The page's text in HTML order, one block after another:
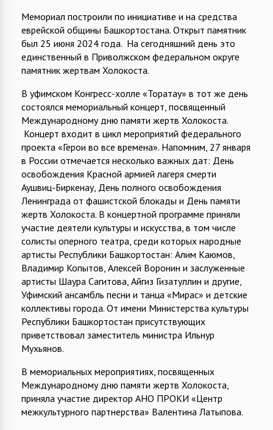
Мемориал построили по инициативе и на средства
еврейской общины Башкортостана. Открыт памятник
был 25 июня 2024 года. На сегодняшний день это
единственный в Приволжском федеральном округе
памятник жертвам Холокоста.
В уфимском Конгресс-холле «Торатау» в тот же день
состоялся мемориальный концерт, посвященный
Международному дню памяти жертв Холокоста.
Концерт входит в цикл мероприятий федерального
проекта «Герои во все времена». Напомним, 27 января
в России отмечается несколько важных дат: День
освобождения Красной армией лагеря смерти
Аушвиц-Биркенау, День полного освобождения
Ленинграда от фашистской блокады и День памяти
жертв Холокоста. В концертной программе приняли
участие деятели культуры и искусства, в том числе
солисты оперного театра, среди которых народные
артисты Республики Башкортостан: Алим Каюмов,
Владимир Копытов, Алексей Воронин и заслуженные
артисты Шаура Сагитова, Айгиз Гизатуллин и другие,
Уфимский ансамбль песни и танца «Мирас» и детские
коллективы города. От имени Министерства культуры
Республики Башкортостан присутствующих
приветствовал заместитель министра Ильнур
Мухьянов.
В мемориальных мероприятиях, посвященных
Международному дню памяти жертв Холокоста,
приняла участие директор АНО ПРОКИ «Центр
межкультурного партнерства» Валентина Латыпова.